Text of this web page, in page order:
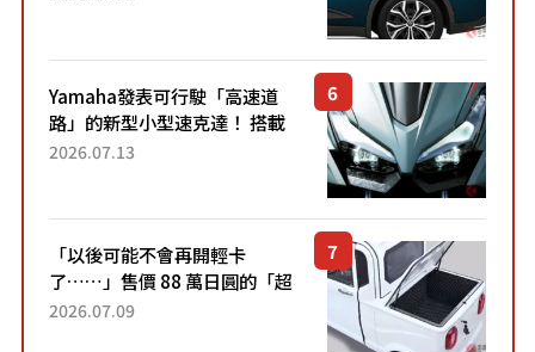
Yamaha發表可行駛「高速道
路」的新型小型速克達！ 搭載
能享受超強勁「渦輪感」的動
2026.07.13
「以後可能不會再開輕卡
了……」售價 88 萬日圓的「超
迷你輕型貨車」引發兩極評
2026.07.09